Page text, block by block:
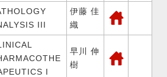
III
伊藤 佳
織
I
早川 伸
樹